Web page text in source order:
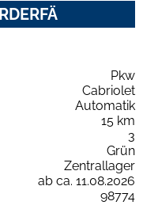
Pkw
Cabriolet
Automatik
15 km
3
Grün
Zentrallager
ab ca. 11.08.2026
98774